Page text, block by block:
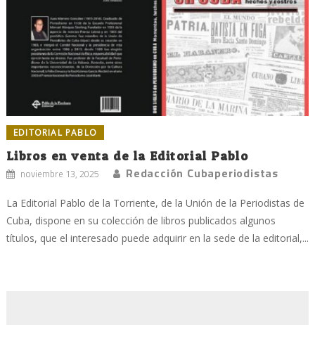
EDITORIAL PABLO
Libros en venta de la Editorial Pablo
noviembre 13, 2025 Redacción Cubaperiodistas
La Editorial Pablo de la Torriente, de la Unión de la Periodistas de
Cuba, dispone en su colección de libros publicados algunos
títulos, que el interesado puede adquirir en la sede de la editorial,...